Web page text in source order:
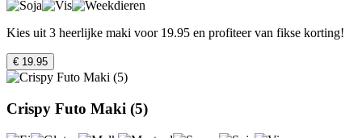
Kies uit 3 heerlijke maki voor 19.95 en profiteer van fikse korting!
€ 19.95
Crispy Futo Maki (5)